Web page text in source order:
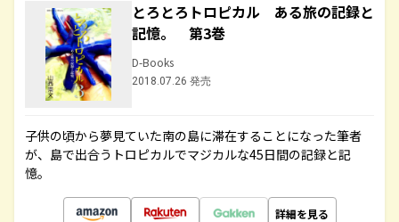
とろとろトロピカル ある旅の記録と
記憶。 第3巻
D-Books
2018.07.26 発売
子供の頃から夢見ていた南の島に滞在することになった筆者
が、島で出合うトロピカルでマジカルな45日間の記録と記
憶。
詳細を見る